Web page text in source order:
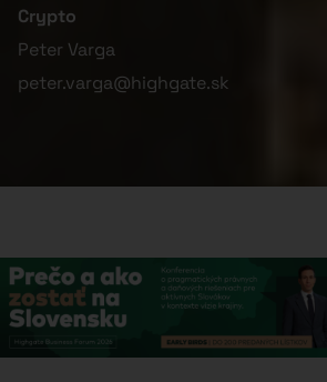
Crypto
Peter Varga
peter.varga@highgate.sk